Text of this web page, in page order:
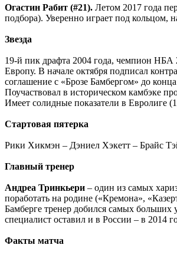
Огастин Рабит (#21). Летом 2017 года
подбора). Уверенно играет под кольцом,
Звезда
19-й пик драфта 2004 года, чемпион НБА
Европу. В начале октября подписал
соглашение с «Брозе Бамбергом» до
Поучаствовал в историческом камбэке
Имеет солидные показатели в Евролиге
Стартовая пятерка
Рики Хикмэн – Дэниел Хэкетт – Брайс
Главный тренер
Андреа Тринкьери – один из самых
поработать на родине («Кремона»,
Бамберге тренер добился самых
специалист оставил и в России – в
Факты матча